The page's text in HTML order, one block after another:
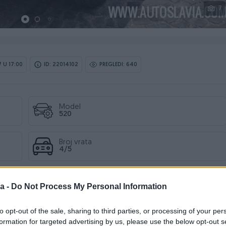
- Do Not Process My Personal Information
opt-out of the sale, sharing to third parties, or processing of your
for targeted advertising by us, please use the below opt-out
7
U 17:00 ID: 22014102 PREGLEDI: 640
Model
520
Broj vrata
4/5
205.000km
Kubikaža
2.0